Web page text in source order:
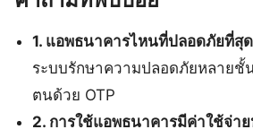
1. แอพธนาคารไหนที่ปลอดภัยที่สุ
ระบบรักษาความปลอดภัยหลายชั้
ตนด้วย OTP
2. การใช้แอพธนาคารมีค่าใช้จ่า